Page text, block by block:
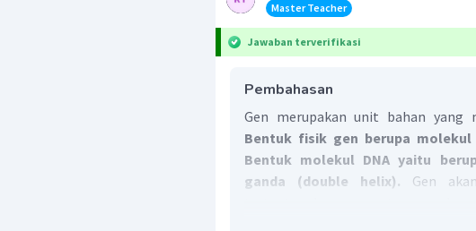
Master Teacher
Jawaban terverifikasi
Pembahasan
Gen merupakan unit bahan yang
Bentuk fisik gen berupa molekul
Bentuk molekul DNA yaitu
ganda (double helix). Gen